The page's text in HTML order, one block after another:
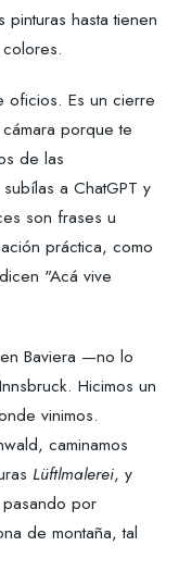
hasta tienen
oficios. Es un cierre
porque te
de las
a ChatGPT y
son frases u
práctica, como
"Acá vive
Baviera —no lo
Hicimos un
vinimos.
caminamos
Lüftlmalerei, y
por
de montaña, tal